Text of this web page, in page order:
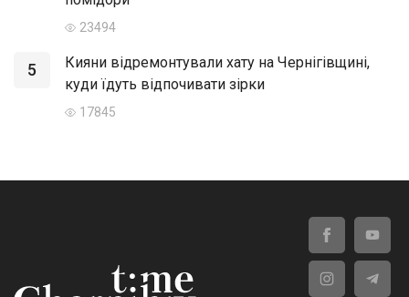
23494
5
Кияни відремонтували хату на Чернігівщині,
куди їдуть відпочивати зірки
17845